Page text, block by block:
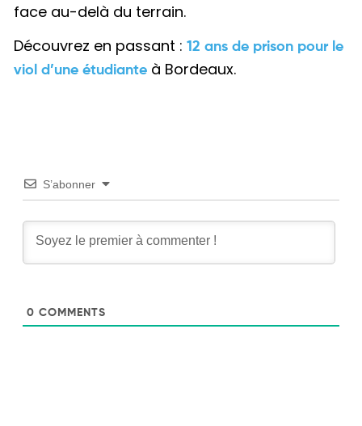
face au-delà du terrain.
Découvrez en passant : 12 ans de prison pour le
viol d’une étudiante à Bordeaux.
S’abonner
0 COMMENTS